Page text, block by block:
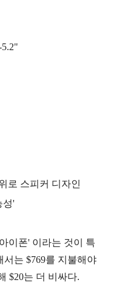
로 스피커 디자인
성'
이폰' 이라는 것이 특
는 $769를 지불해야
$20는 더 비싸다.